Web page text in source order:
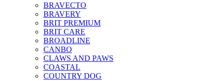
BRAVECTO
BRAVERY
BRIT PREMIUM
BRIT CARE
BROADLINE
CANBO
CLAWS AND PAWS
COASTAL
COUNTRY DOG